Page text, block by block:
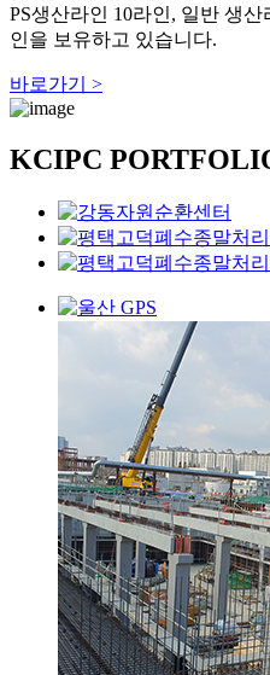
PS생산라인 10라인, 일반 생
인을 보유하고 있습니다.
바로가기 >
KCIPC